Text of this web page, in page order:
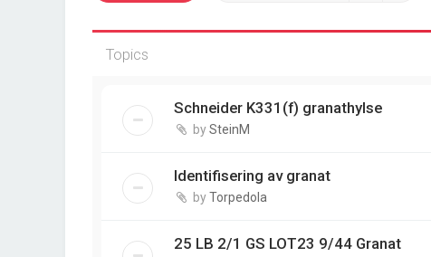
Topics
Schneider K331(f) granathylse
bySteinM
Identifisering av granat
byTorpedola
25 LB 2/1 GS LOT23 9/44 Granat